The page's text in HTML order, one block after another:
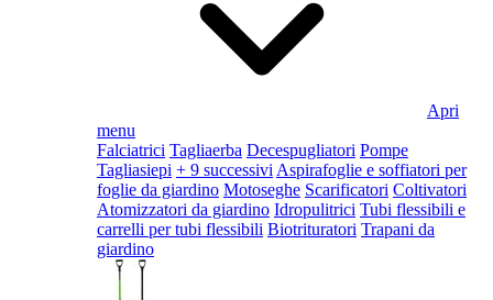
Apri
menu
Falciatrici Tagliaerba Decespugliatori Pompe
Tagliasiepi + 9 successivi Aspirafoglie e soffiatori per
foglie da giardino Motoseghe Scarificatori Coltivatori
Atomizzatori da giardino Idropulitrici Tubi flessibili e
carrelli per tubi flessibili Biotrituratori Trapani da
giardino